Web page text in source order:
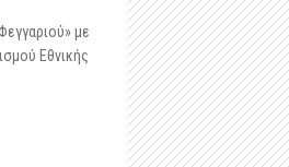
στα Μάρμαρα Ζερβοχωρίου
Δονάτου Ζερβοχωρίου
με
Εθνικής